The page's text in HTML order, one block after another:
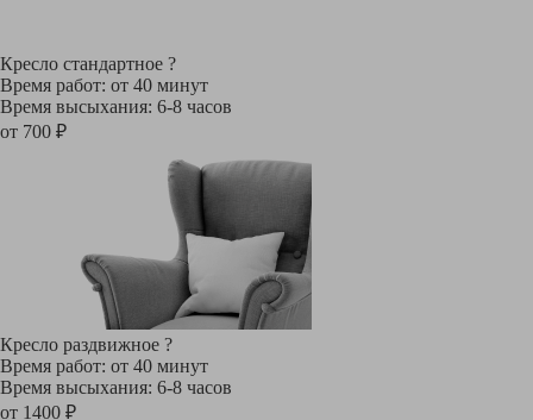
Кресло стандартное ?
Время работ: от 40 минут
Время высыхания: 6-8 часов
от 700 ₽
Кресло раздвижное ?
Время работ: от 40 минут
Время высыхания: 6-8 часов
от 1400 ₽